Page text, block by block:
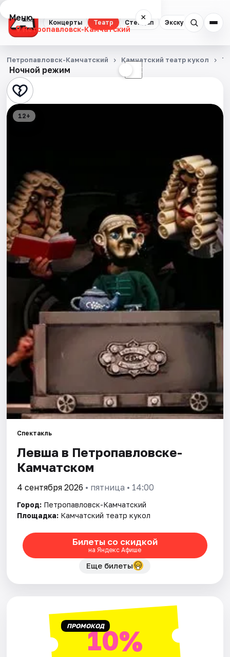
Концерты Театр Стендап Экскурсии
Меню ×
Петропавловск-Камчатский
Концерты
Театр
Стендап
Города
Площадки
Артисты
Рейтинги
Ночной режим ☾
Петропавловск-Камчатский Камчатский театр кукол
12+
Спектакль
Левша в Петропавловске-
Камчатском
4 сентября 2026 • пятница • 14:00
Город: Петропавловск-Камчатский
Площадка: Камчатский театр кукол
Билеты со скидкой
на Яндекс Афише
Еще билеты
ПРОМОКОД10%